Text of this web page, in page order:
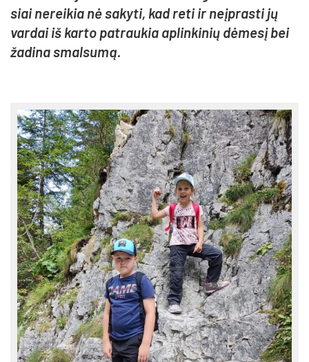
siai ne­rei­kia nė sa­ky­ti, kad re­ti ir neįp­ras­ti jų
var­dai iš kar­to pa­trau­kia ap­lin­ki­nių dė­me­sį bei
ža­di­na smal­su­mą.